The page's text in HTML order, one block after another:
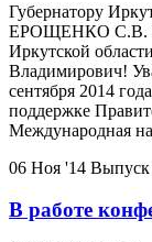
Губернатору
ЕРОЩЕНКО С.В.
Иркутской
Владимирович!
сентября 2014
поддержке
Международная
06 Ноя '14
В работе